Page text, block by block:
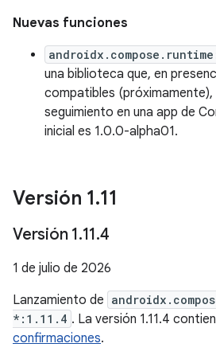
Nuevas funciones
una biblioteca que, en
compatibles (próximamente),
seguimiento en una app de
inicial es 1.0.0-alpha01.
Versión 1.11
Versión 1.11.4
1 de julio de 2026
Lanzamiento de
*:1.11.4 . La versión 1.11.4
confirmaciones.